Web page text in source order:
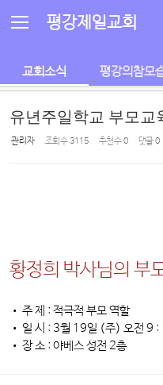
평강제일교회
교회소식 평강의참모
유년주일학교 부모교
관리자 조회 수3115 추천 수0 댓글0
황정희 박사님의 부
• 주 제 : 적극적 부모 역할
• 일 시 : 3월 19일 (주) 오전 9 :
• 장 소 : 야베스 성전 2층